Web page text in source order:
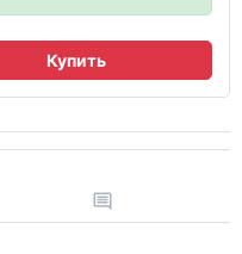
Купить